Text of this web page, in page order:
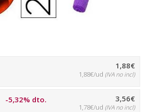
1,88€
1,88€/ud (IVA no incl)
-5,32% dto. 3,56€
1,78€/ud (IVA no incl)